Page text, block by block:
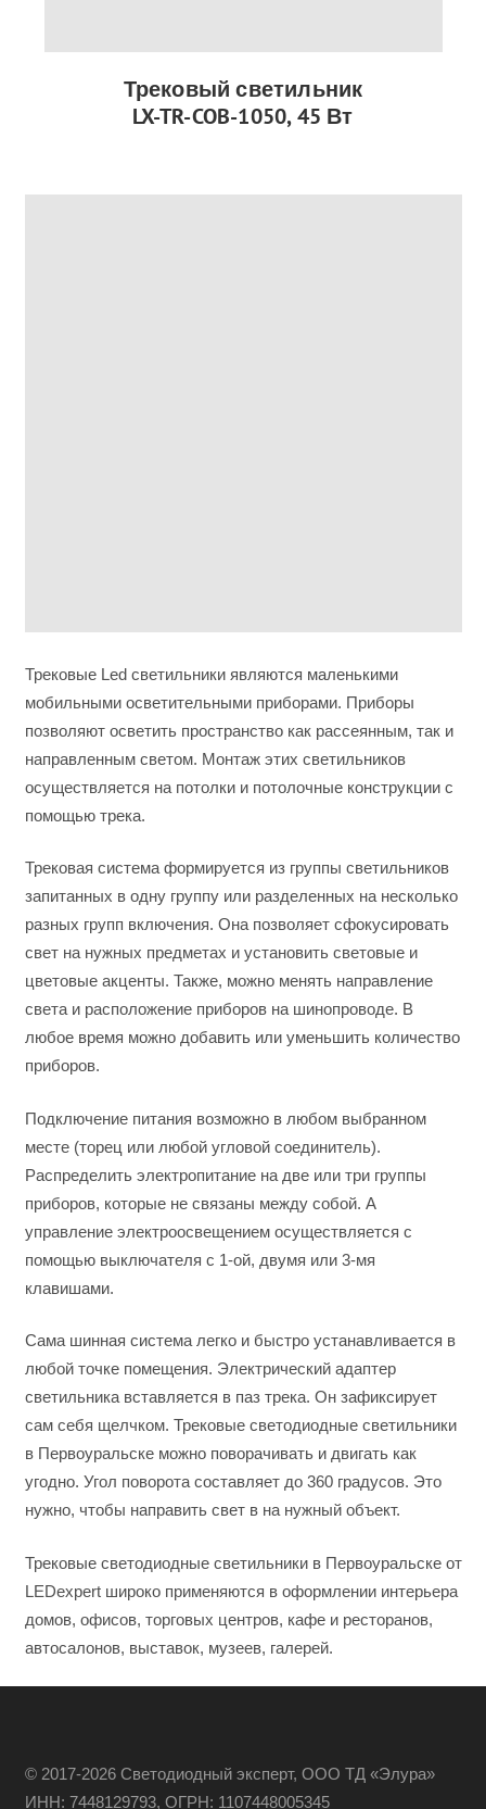
Трековый светильник
LX-TR-COB-1050, 45 Вт
Трековые Led светильники являются маленькими
мобильными осветительными приборами. Приборы
позволяют осветить пространство как рассеянным, так и
направленным светом. Монтаж этих светильников
осуществляется на потолки и потолочные конструкции с
помощью трека.
Трековая система формируется из группы светильников
запитанных в одну группу или разделенных на несколько
разных групп включения. Она позволяет сфокусировать
свет на нужных предметах и установить световые и
цветовые акценты. Также, можно менять направление
света и расположение приборов на шинопроводе. В
любое время можно добавить или уменьшить количество
приборов.
Подключение питания возможно в любом выбранном
месте (торец или любой угловой соединитель).
Распределить электропитание на две или три группы
приборов, которые не связаны между собой. А
управление электроосвещением осуществляется с
помощью выключателя с 1-ой, двумя или 3-мя
клавишами.
Сама шинная система легко и быстро устанавливается в
любой точке помещения. Электрический адаптер
светильника вставляется в паз трека. Он зафиксирует
сам себя щелчком. Трековые светодиодные светильники
в Первоуральске можно поворачивать и двигать как
угодно. Угол поворота составляет до 360 градусов. Это
нужно, чтобы направить свет в на нужный объект.
Трековые светодиодные светильники в Первоуральске от
LEDexpert широко применяются в оформлении интерьера
домов, офисов, торговых центров, кафе и ресторанов,
автосалонов, выставок, музеев, галерей.
© 2017-2026 Светодиодный эксперт, ООО ТД «Элура»
ИНН: 7448129793, ОГРН: 1107448005345